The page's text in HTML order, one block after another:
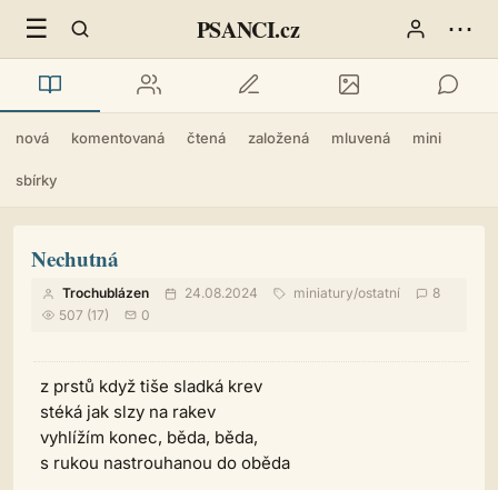
☰ PSANCI.cz ⋯
nová komentovaná čtená založená mluvená mini
sbírky
Nechutná
Trochublázen 24.08.2024 miniatury/ostatní
8
507 (17)
0
z prstů když tiše sladká krev
stéká jak slzy na rakev
vyhlížím konec, běda, běda,
s rukou nastrouhanou do oběda